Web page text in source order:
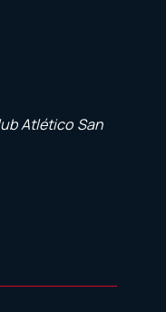
Atlético San